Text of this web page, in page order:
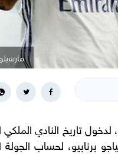
تاريخ النادي الملكي